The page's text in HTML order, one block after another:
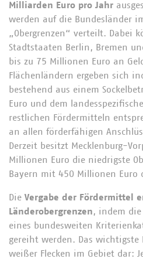
Milliarden Euro pro Jahr
werden auf die Bundesländer
„Obergrenzen“ verteilt. Dabei
Stadtstaaten Berlin, Bremen
bis zu 75 Millionen Euro an
Flächenländern ergeben sich
bestehend aus einem
Euro und dem
restlichen Fördermitteln
an allen förderfähigen
Derzeit besitzt Mecklenburg-
Millionen Euro die niedrigste
Bayern mit 450 Millionen Euro
Die Vergabe der Fördermittel
Länderobergrenzen, indem die
eines bundesweiten
gereiht werden. Das
weißer Flecken im Gebiet dar: